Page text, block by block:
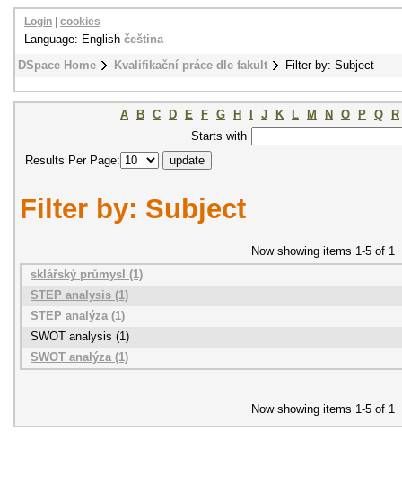
DSpace Home Kvalifikační práce dle fakult Filter by: Subject
Login cookies
Language: English čeština
A B C D E F G H J K L M N O P Q
R
Starts with
Results Per Page:
Filter by: Subject
Now showing items 1-5 of 1
sklářský průmysl (1)
STEP analysis (1)
STEP analýza (1)
SWOT analysis (1)
SWOT analýza (1)
Now showing items 1-5 of 1